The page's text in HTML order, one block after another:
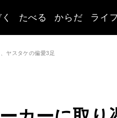
たべる からだ ライフ
ヤスタケの偏愛3足